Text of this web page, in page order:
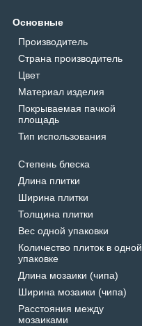
Основные
Производитель
Страна производитель
Цвет
Материал изделия
Покрываемая пачкой
площадь
Тип использования
Степень блеска
Длина плитки
Ширина плитки
Толщина плитки
Вес одной упаковки
Количество плиток в одной
упаковке
Длина мозаики (чипа)
Ширина мозаики (чипа)
Расстояния между
мозаиками